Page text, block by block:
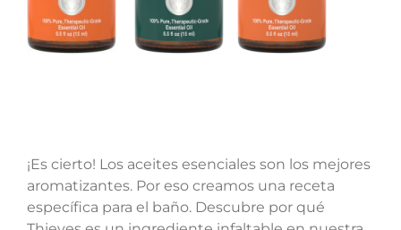
¡Es cierto! Los aceites esenciales son los mejores
aromatizantes. Por eso creamos una receta
específica para el baño. Descubre por qué